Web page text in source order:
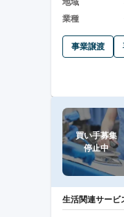
地域
業種
事業譲渡
買い手募集
停止中
生活関連サービ